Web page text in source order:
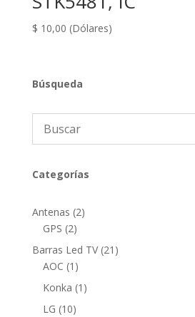
$ 10,00 (Dólares)
Búsqueda
Categorías
Antenas 22
GPS 22
productos
Barras Led TV 21 21
AOC 1 1
producto
Konka 1 1
LG 1010